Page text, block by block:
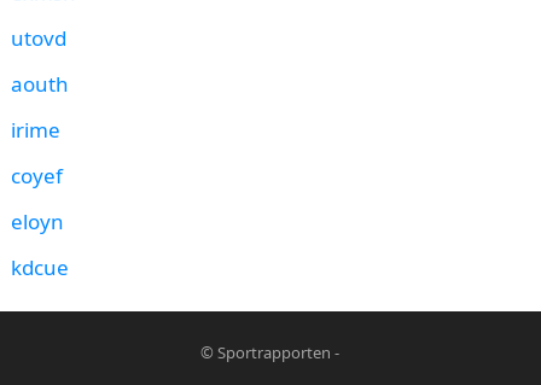
utovd
aouth
irime
coyef
eloyn
kdcue
©Sportrapporten -